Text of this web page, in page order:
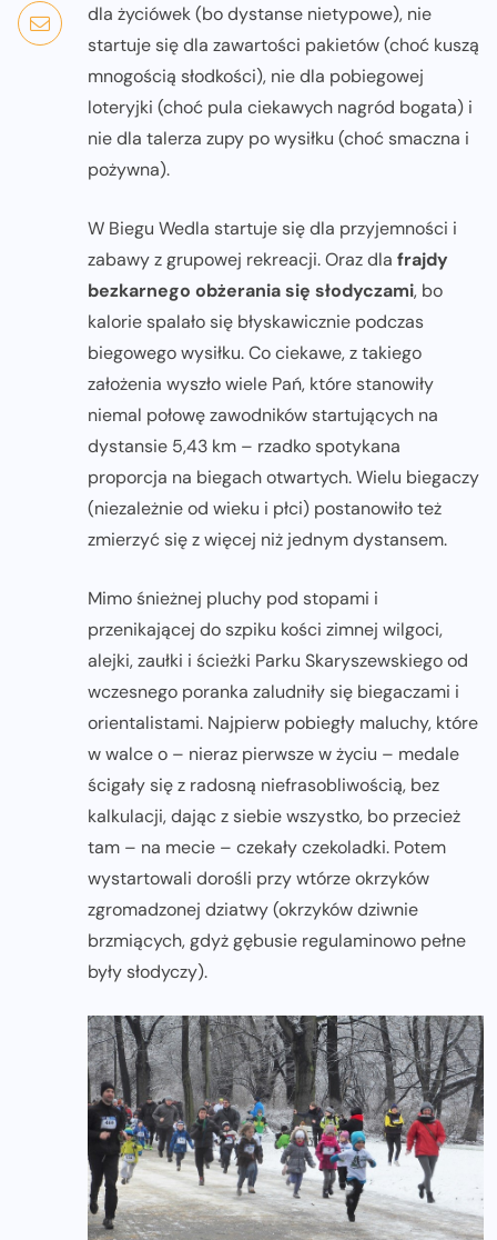
dla życiówek (bo dystanse nietypowe), nie
startuje się dla zawartości pakietów (choć kuszą
mnogością słodkości), nie dla pobiegowej
loteryjki (choć pula ciekawych nagród bogata) i
nie dla talerza zupy po wysiłku (choć smaczna i
pożywna).
W Biegu Wedla startuje się dla przyjemności i
zabawy z grupowej rekreacji. Oraz dla frajdy
bezkarnego obżerania się słodyczami, bo
kalorie spalało się błyskawicznie podczas
biegowego wysiłku. Co ciekawe, z takiego
założenia wyszło wiele Pań, które stanowiły
niemal połowę zawodników startujących na
dystansie 5,43 km – rzadko spotykana
proporcja na biegach otwartych. Wielu biegaczy
(niezależnie od wieku i płci) postanowiło też
zmierzyć się z więcej niż jednym dystansem.
Mimo śnieżnej pluchy pod stopami i
przenikającej do szpiku kości zimnej wilgoci,
alejki, zaułki i ścieżki Parku Skaryszewskiego od
wczesnego poranka zaludniły się biegaczami i
orientalistami. Najpierw pobiegły maluchy, które
w walce o – nieraz pierwsze w życiu – medale
ścigały się z radosną niefrasobliwością, bez
kalkulacji, dając z siebie wszystko, bo przecież
tam – na mecie – czekały czekoladki. Potem
wystartowali dorośli przy wtórze okrzyków
zgromadzonej dziatwy (okrzyków dziwnie
brzmiących, gdyż gębusie regulaminowo pełne
były słodyczy).